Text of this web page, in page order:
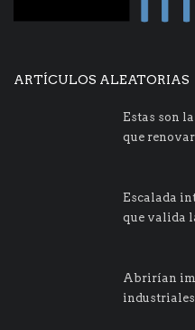
ARTÍCULOS ALEATORIAS
Estas son
que
Escalada
que valida
Abrirían